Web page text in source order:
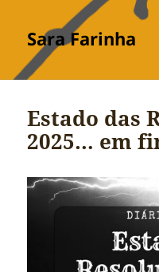
Sara Farinha
Estado das
2025… em